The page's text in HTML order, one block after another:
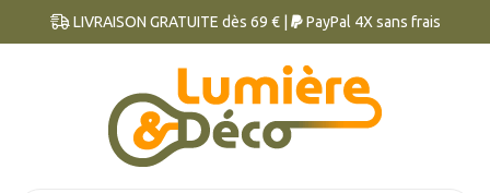
LIVRAISON GRATUITE dès 69 € | PayPal 4X sans frais